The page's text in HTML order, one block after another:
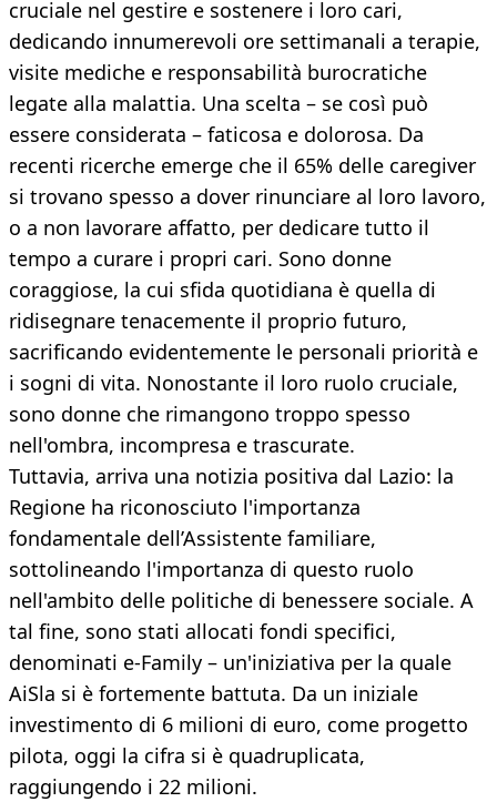
cruciale nel gestire e sostenere i loro cari,
dedicando innumerevoli ore settimanali a terapie,
visite mediche e responsabilità burocratiche
legate alla malattia. Una scelta – se così può
essere considerata – faticosa e dolorosa. Da
recenti ricerche emerge che il 65% delle caregiver
si trovano spesso a dover rinunciare al loro lavoro,
o a non lavorare affatto, per dedicare tutto il
tempo a curare i propri cari. Sono donne
coraggiose, la cui sfida quotidiana è quella di
ridisegnare tenacemente il proprio futuro,
sacrificando evidentemente le personali priorità e
i sogni di vita. Nonostante il loro ruolo cruciale,
sono donne che rimangono troppo spesso
nell'ombra, incompresa e trascurate.
Tuttavia, arriva una notizia positiva dal Lazio: la
Regione ha riconosciuto l'importanza
fondamentale dell’Assistente familiare,
sottolineando l'importanza di questo ruolo
nell'ambito delle politiche di benessere sociale. A
tal fine, sono stati allocati fondi specifici,
denominati e-Family – un'iniziativa per la quale
AiSla si è fortemente battuta. Da un iniziale
investimento di 6 milioni di euro, come progetto
pilota, oggi la cifra si è quadruplicata,
raggiungendo i 22 milioni.